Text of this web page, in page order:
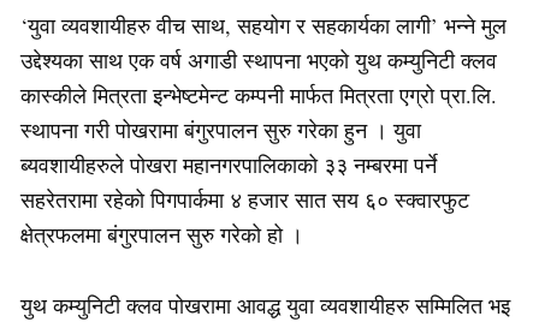
‘युवा व्यवशायीहरु वीच साथ, सहयोग र सहकार्यका लागी’ भन्ने मुल
उद्देश्यका साथ एक वर्ष अगाडी स्थापना भएको युथ कम्युनिटी क्लव
कास्कीले मित्रता इन्भेष्टमेन्ट कम्पनी मार्फत मित्रता एग्रो प्रा.लि.
स्थापना गरी पोखरामा बंगुरपालन सुरु गरेका हुन । युवा
ब्यवशायीहरुले पोखरा महानगरपालिकाको ३३ नम्बरमा पर्ने
सहरेतरामा रहेको पिगपार्कमा ४ हजार सात सय ६० स्क्वारफुट
क्षेत्रफलमा बंगुरपालन सुरु गरेको हो ।
युथ कम्युनिटी क्लव पोखरामा आवद्ध युवा व्यवशायीहरु सम्मिलित भइ